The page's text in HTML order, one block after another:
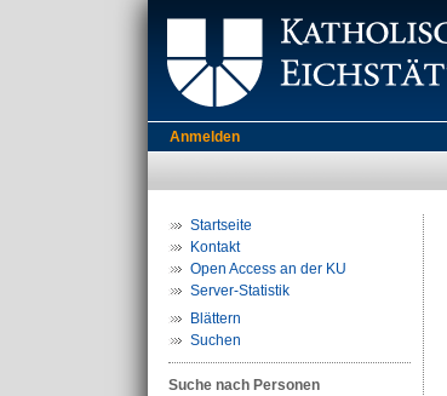
Anmelden
Startseite
Kontakt
Open Access an der KU
Server-Statistik
Blättern
Suchen
Suche nach Personen